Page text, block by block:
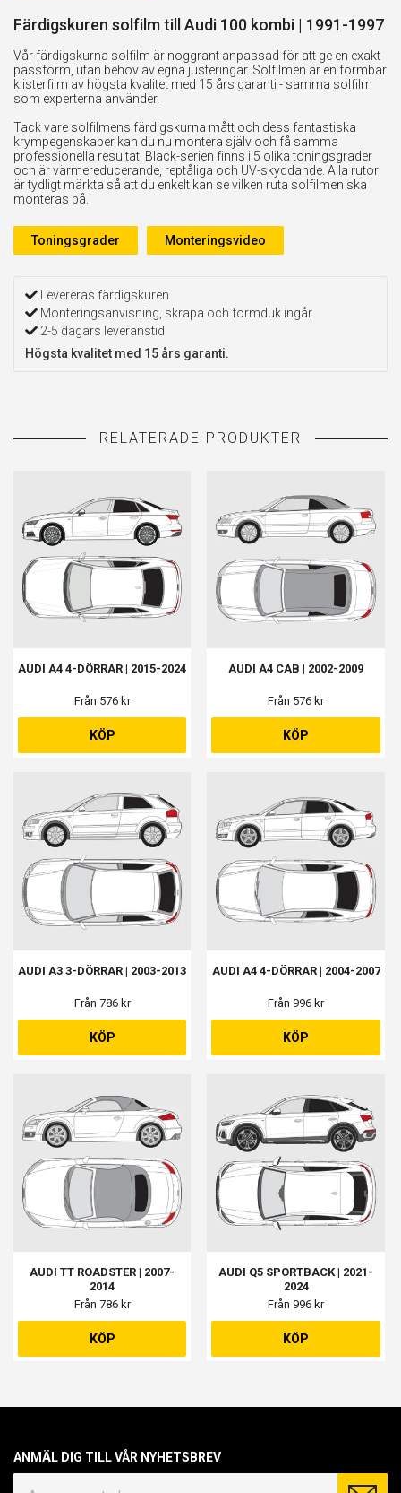
Färdigskuren solfilm till Audi 100 kombi | 1991-1997
Vår färdigskurna solfilm är noggrant anpassad för att ge en exakt
passform, utan behov av egna justeringar. Solfilmen är en formbar
klisterfilm av högsta kvalitet med 15 års garanti - samma solfilm
som experterna använder.
Tack vare solfilmens färdigskurna mått och dess fantastiska
krympegenskaper kan du nu montera själv och få samma
professionella resultat. Black-serien finns i 5 olika toningsgrader
och är värmereducerande, reptåliga och UV-skyddande. Alla rutor
är tydligt märkta så att du enkelt kan se vilken ruta solfilmen ska
monteras på.
Toningsgrader Monteringsvideo
Levereras färdigskuren
Monteringsanvisning, skrapa och formduk ingår
2-5 dagars leveranstid
Högsta kvalitet med 15 års garanti.
AUDI A4 4-DÖRRAR | 2015-2024
Från 576 kr
KÖP
AUDI A4 CAB | 2002-2009
Från 576 kr
KÖP
AUDI A3 3-DÖRRAR | 2003-2013
Från 786 kr
KÖP
AUDI A4 4-DÖRRAR | 2004-2007
Från 996 kr
KÖP
AUDI TT ROADSTER | 2007-
2014
Från 786 kr
KÖP
AUDI Q5 SPORTBACK | 2021-
2024
Från 996 kr
KÖP
ANMÄL DIG TILL VÅR NYHETSBREV